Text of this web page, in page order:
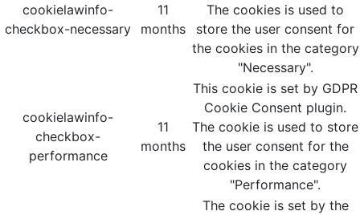
cookielawinfo-
checkbox-necessary
11
months
The cookies is used to
store the user consent for
the cookies in the category
"Necessary".
cookielawinfo-
checkbox-
performance
11
months
This cookie is set by GDPR
Cookie Consent plugin.
The cookie is used to store
the user consent for the
cookies in the category
"Performance".
The cookie is set by the